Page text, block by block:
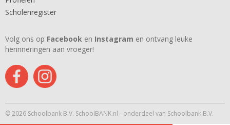
Scholenregister
Volg ons op Facebook en Instagram en ontvang leuke
herinneringen aan vroeger!
© 2026 Schoolbank B.V. SchoolBANK.nl - onderdeel van Schoolbank B.V.